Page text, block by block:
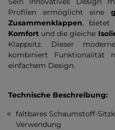
Profilen ermöglicht eine
Zusammenklappen, bietet
Komfort und die gleiche
Klappsitz. Dieser
kombiniert Funktionalität
einfachem Design.
Technische Beschreibung:
faltbares Schaumstoff-
Verwendung